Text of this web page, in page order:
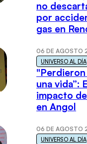
no
por
gas en
06 DE AGOSTO
UNIVERSO AL DÍA
una vida”:
impacto
en Angol
06 DE AGOSTO
UNIVERSO AL DÍA